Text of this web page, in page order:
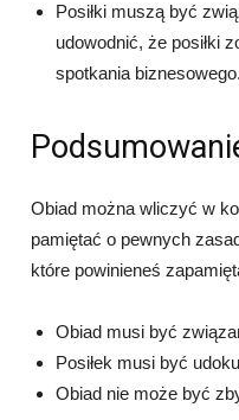
Posiłki muszą być
udowodnić, że posiłki
spotkania biznesowego.
Obiad można wliczyć w
pamiętać o pewnych
które powinieneś
Obiad musi być
Posiłek musi być
Obiad nie może być